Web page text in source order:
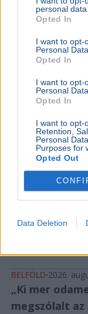
personal data.
Opted In
I want to opt-
Personal Data.
Opted In
I want to opt-
Personal
Opted In
I want to opt-
Retention,
Personal
Purposes for
Opted Out
Data Deletion
Magyarország
Orbán Anita
évben elmaradt
BELFÖLD 2026.
„Ki mer
megszólalt